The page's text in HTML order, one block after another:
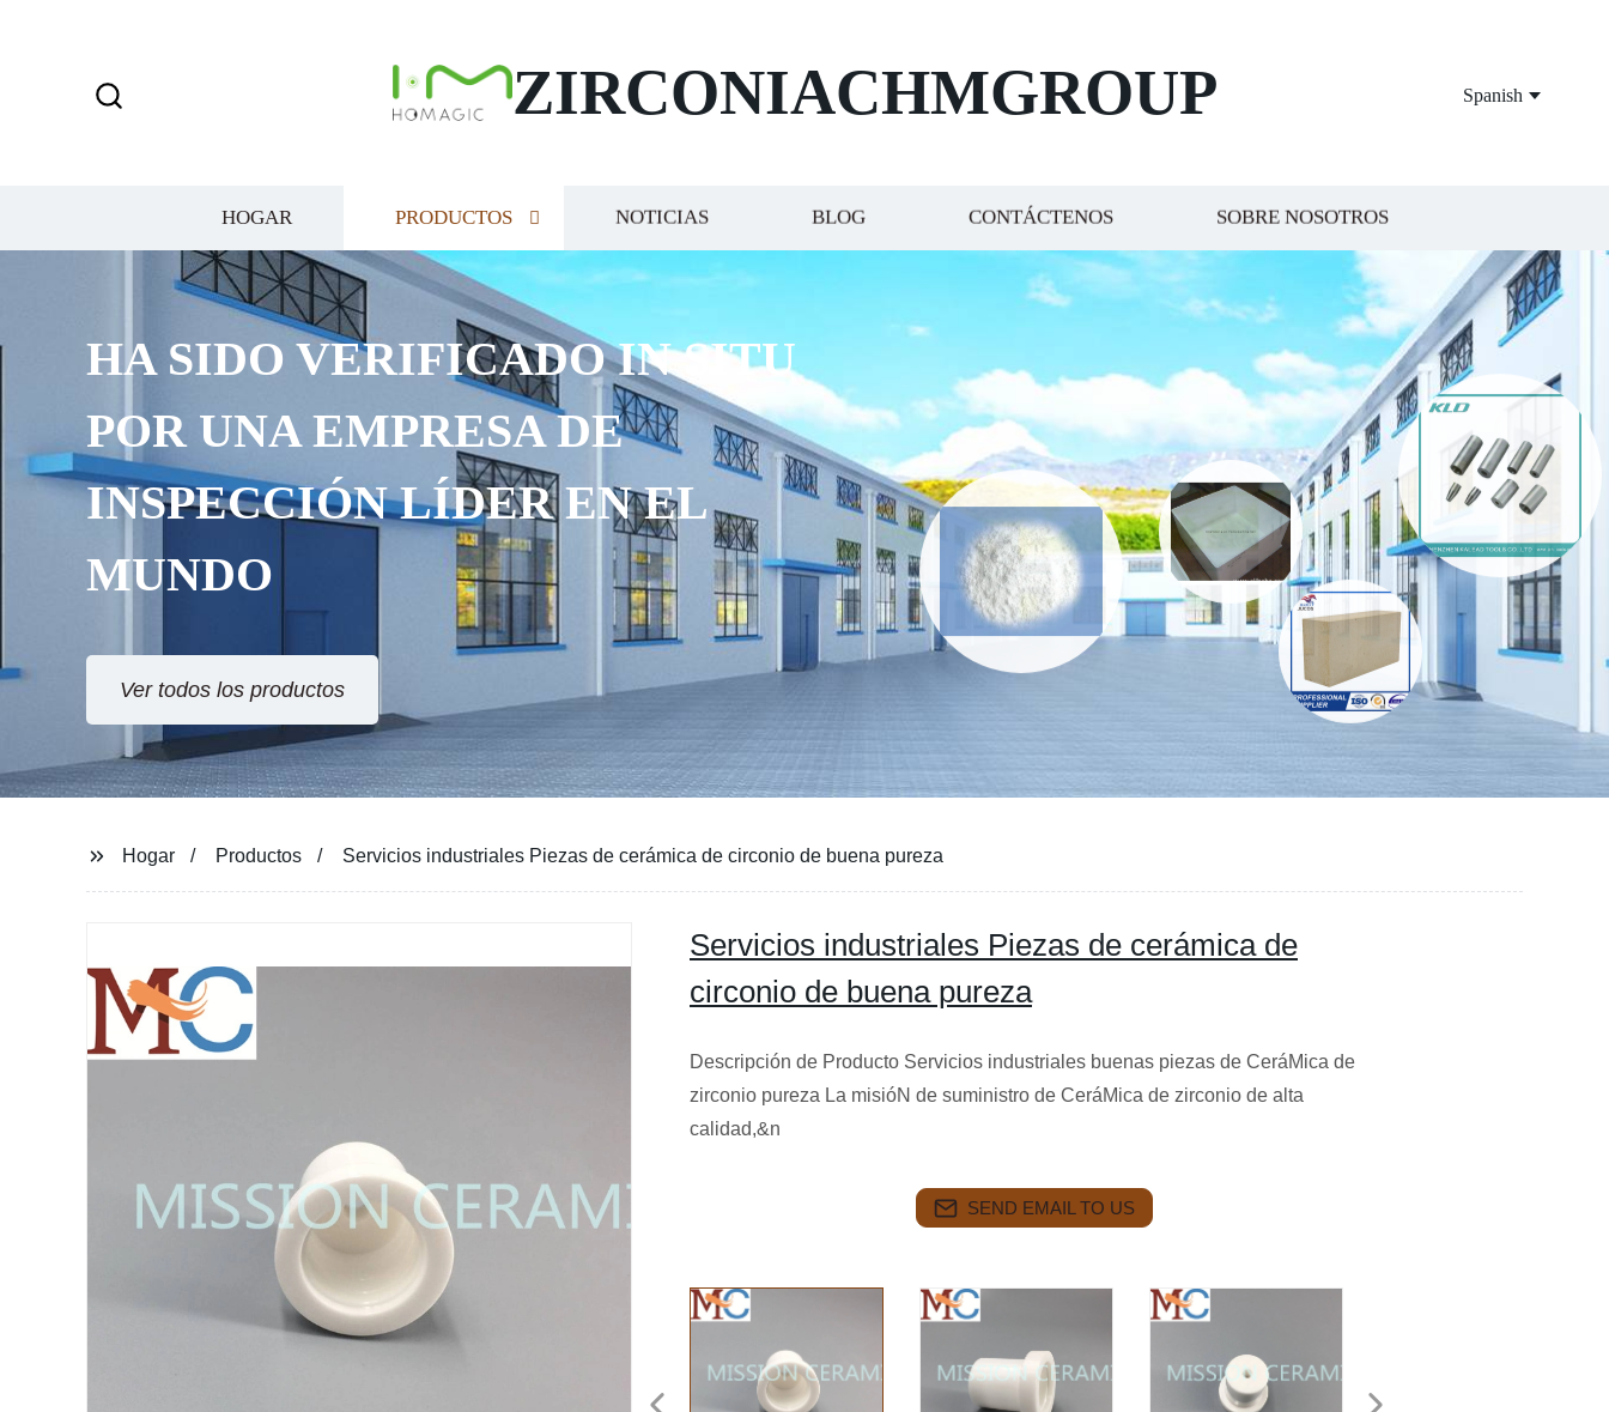
ZIRCONIACHMGROUP Spanish
HOGAR PRODUCTOS NOTICIAS BLOG CONTÁCTENOS SOBRE NOSOTROS
HA SIDO VERIFICADO IN SITU
POR UNA EMPRESA DE
INSPECCIÓN LÍDER EN EL
MUNDO
Ver todos los productos
Hogar Productos Servicios industriales Piezas de cerámica de circonio de buena pureza
Servicios industriales Piezas de cerámica de
circonio de buena pureza
Descripción de Producto Servicios industriales buenas piezas de CeráMica de
zirconio pureza La misióN de suministro de CeráMica de zirconio de alta
calidad,&n
SEND EMAIL TO US